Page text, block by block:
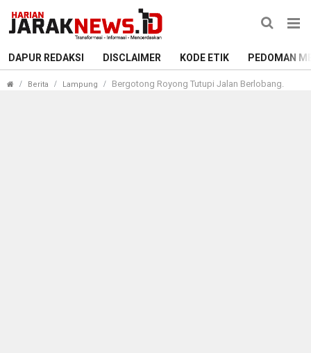
DAPUR REDAKSI DISCLAIMER KODE ETIK PEDOMAN
Berita Lampung Bergotong Royong Tutupi Jalan Berlobang.